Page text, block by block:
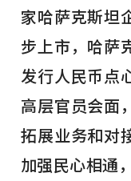
家哈萨克斯坦
步上市，哈萨
发行人民币点
高层官员会面
拓展业务和对
加强民心相通